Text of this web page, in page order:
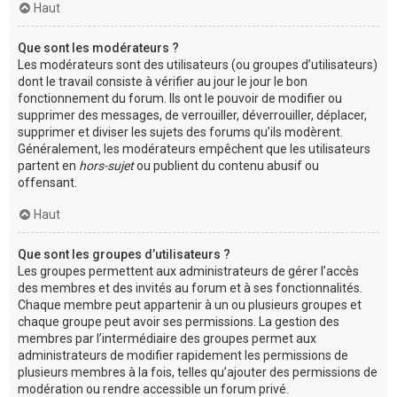
Haut
Que sont les modérateurs ?
Les modérateurs sont des utilisateurs (ou groupes d’utilisateurs)
dont le travail consiste à vérifier au jour le jour le bon
fonctionnement du forum. Ils ont le pouvoir de modifier ou
supprimer des messages, de verrouiller, déverrouiller, déplacer,
supprimer et diviser les sujets des forums qu’ils modèrent.
Généralement, les modérateurs empêchent que les utilisateurs
partent en hors-sujetou publient du contenu abusif ou
offensant.
Haut
Que sont les groupes d’utilisateurs ?
Les groupes permettent aux administrateurs de gérer l’accès
des membres et des invités au forum et à ses fonctionnalités.
Chaque membre peut appartenir à un ou plusieurs groupes et
chaque groupe peut avoir ses permissions. La gestion des
membres par l’intermédiaire des groupes permet aux
administrateurs de modifier rapidement les permissions de
plusieurs membres à la fois, telles qu’ajouter des permissions de
modération ou rendre accessible un forum privé.